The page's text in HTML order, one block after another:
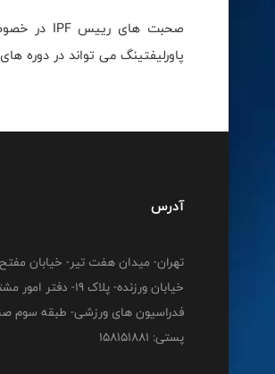
صحبت های رییسIPF در
پاورلیفتینگ می تواند در دوره
آدرس
تهران- میدان هفت تیر- خیابان
خیابان ورزنده- پلاک 19- دفتر
فدراسیون های ورزشی- طبقه سوم
پستی: 158151881